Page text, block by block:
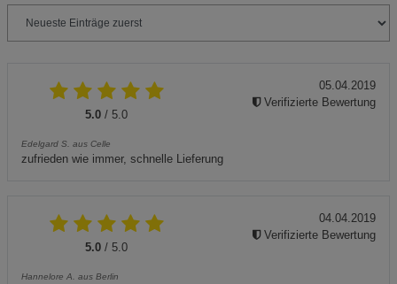
5.0 / 5.0
Edelgard S. aus Celle
zufrieden wie immer, schnelle Lieferung
05.04.2019
Verifizierte Bewertung
5.0 / 5.0
Hannelore A. aus Berlin
04.04.2019
Verifizierte Bewertung